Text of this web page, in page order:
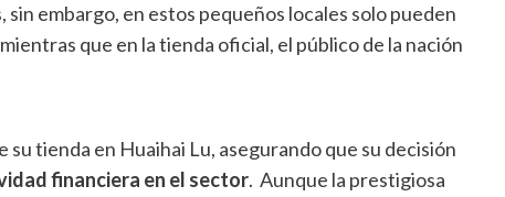
embargo, en estos pequeños locales solo pueden
que en la tienda oficial, el público de la nación
su tienda en Huaihai Lu, asegurando que su decisión
financiera en el sector. Aunque la prestigiosa